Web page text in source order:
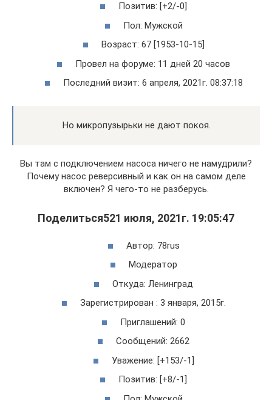
Позитив: [+2/-0]
Пол: Мужской
Возраст: 67 [1953-10-15]
Провел на форуме: 11 дней 20 часов
Последний визит: 6 апреля, 2021г. 08:37:18
Но микропузырьки не дают покоя.
Вы там с подключением насоса ничего не намудрили?
Почему насос реверсивный и как он на самом деле
включен? Я чего-то не разберусь.
Поделиться521 июля, 2021г. 19:05:47
Автор: 78rus
Модератор
Откуда: Ленинград
Зарегистрирован : 3 января, 2015г.
Приглашений: 0
Сообщений: 2662
Уважение: [+153/-1]
Позитив: [+8/-1]